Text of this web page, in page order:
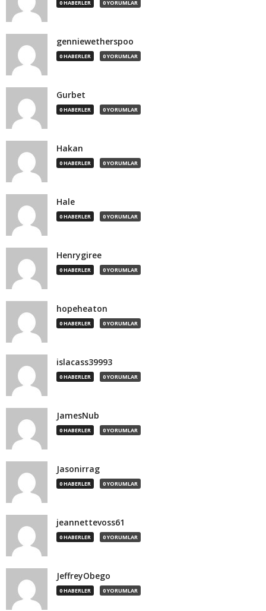
0 HABERLER 0 YORUMLAR
genniewetherspoo
0 HABERLER 0 YORUMLAR
Gurbet
0 HABERLER 0 YORUMLAR
Hakan
0 HABERLER 0 YORUMLAR
Hale
0 HABERLER 0 YORUMLAR
Henrygiree
0 HABERLER 0 YORUMLAR
hopeheaton
0 HABERLER 0 YORUMLAR
islacass39993
0 HABERLER 0 YORUMLAR
JamesNub
0 HABERLER 0 YORUMLAR
Jasonirrag
0 HABERLER 0 YORUMLAR
jeannettevoss61
0 HABERLER 0 YORUMLAR
JeffreyObego
0 HABERLER 0 YORUMLAR